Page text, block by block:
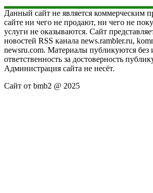
Данный сайт не является коммерческим
сайте ни чего не продают, ни чего не
услуги не оказываются. Сайт
новостей RSS канала news.rambler.ru,
newsru.com. Материалы публикуются без
ответственность за достоверность
Администрация сайта не несёт.
Сайт от bmb2 @ 2025